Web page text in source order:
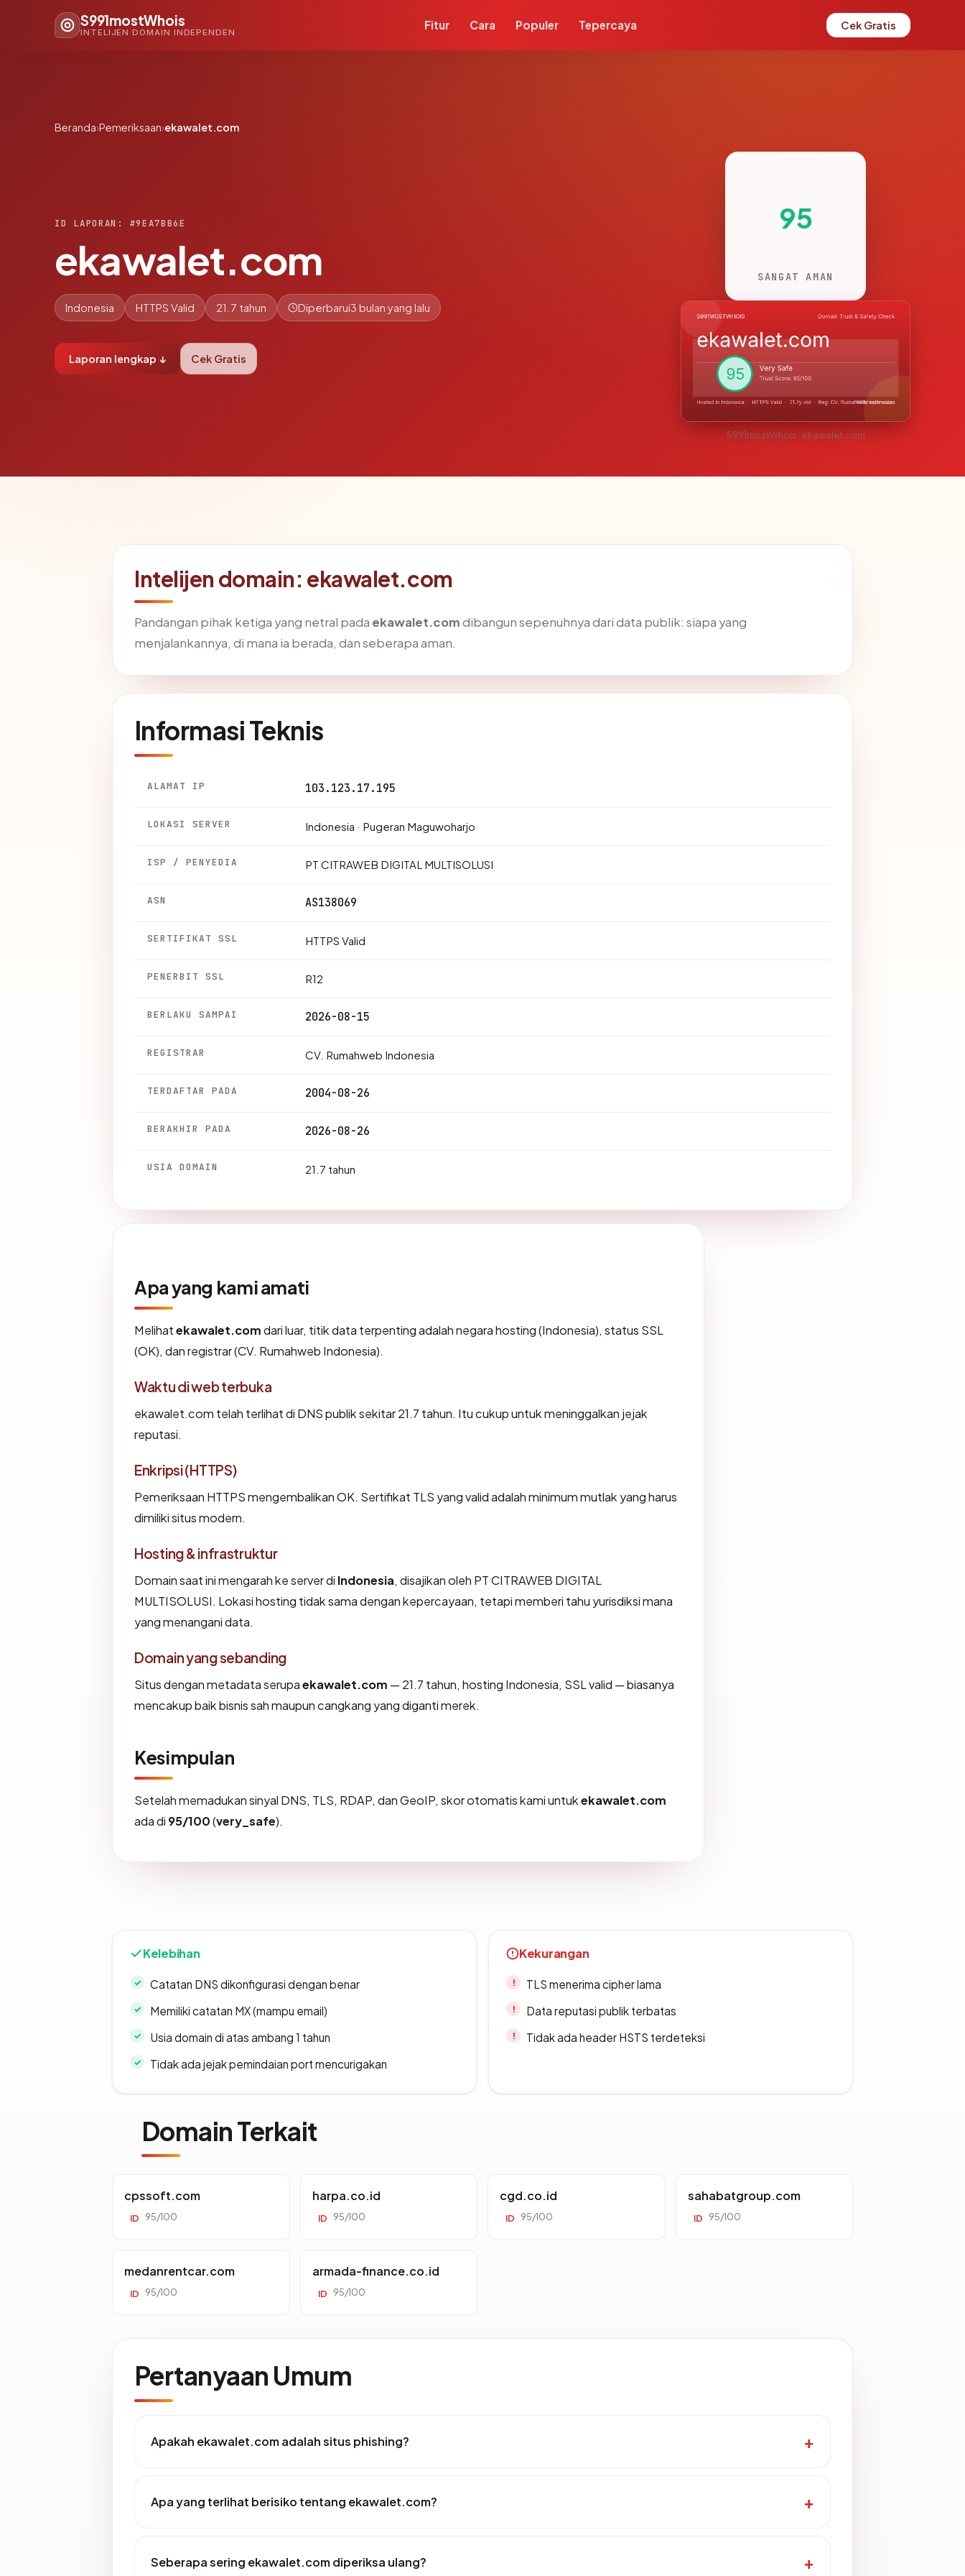
S991mostWhois
INTELIJEN DOMAIN INDEPENDEN
Fitur Cara Populer Tepercaya Cek Gratis
Beranda›Pemeriksaan›ekawalet.com
ID LAPORAN: #9EA7BB6E
ekawalet.com
Indonesia HTTPS Valid 21.7 tahun Diperbarui3 bulan yang lalu
Laporan lengkap ↓ Cek Gratis
95
SANGAT AMAN
S991mostWhois · ekawalet.com
Intelijen domain: ekawalet.com
Pandangan pihak ketiga yang netral pada ekawalet.comdibangun sepenuhnya dari data publik: siapa yang
menjalankannya, di mana ia berada, dan seberapa aman.
Informasi Teknis
ALAMAT IP 103.123.17.195
LOKASI SERVER Indonesia · Pugeran Maguwoharjo
ISP / PENYEDIA PT CITRAWEB DIGITAL MULTISOLUSI
ASN AS138069
SERTIFIKAT SSL HTTPS Valid
PENERBIT SSL R12
BERLAKU SAMPAI 2026-08-15
REGISTRAR CV. Rumahweb Indonesia
TERDAFTAR PADA 2004-08-26
BERAKHIR PADA 2026-08-26
USIA DOMAIN 21.7 tahun
Apa yang kami amati
Melihatekawalet.comdari luar, titik data terpenting adalah negara hosting (Indonesia), status SSL
(OK), dan registrar (CV. Rumahweb Indonesia).
Waktu di web terbuka
ekawalet.com telah terlihat di DNS publik sekitar 21.7 tahun. Itu cukup untuk meninggalkan jejak
reputasi.
Enkripsi (HTTPS)
Pemeriksaan HTTPS mengembalikan OK. Sertifikat TLS yang valid adalah minimum mutlak yang harus
dimiliki situs modern.
Hosting & infrastruktur
Domain saat ini mengarah ke server di Indonesia, disajikan oleh PT CITRAWEB DIGITAL
MULTISOLUSI. Lokasi hosting tidak sama dengan kepercayaan, tetapi memberi tahu yurisdiksi mana
yang menangani data.
Domain yang sebanding
Situs dengan metadata serupaekawalet.com — 21.7 tahun, hosting Indonesia, SSL valid — biasanya
mencakup baik bisnis sah maupun cangkang yang diganti merek.
Kesimpulan
Setelah memadukan sinyal DNS, TLS, RDAP, dan GeoIP, skor otomatis kami untukekawalet.com
ada di 95/100(very_safe).
Kelebihan
Catatan DNS dikonfigurasi dengan benar
Memiliki catatan MX (mampu email)
Usia domain di atas ambang 1 tahun
Tidak ada jejak pemindaian port mencurigakan
Kekurangan
TLS menerima cipher lama
Data reputasi publik terbatas
Tidak ada header HSTS terdeteksi
Domain Terkait
cpssoft.com
ID 95/100
harpa.co.id
ID 95/100
cgd.co.id
ID 95/100
sahabatgroup.com
ID 95/100
medanrentcar.com
ID 95/100
armada-finance.co.id
ID 95/100
Pertanyaan Umum
Apakah ekawalet.com adalah situs phishing?
Apa yang terlihat berisiko tentang ekawalet.com?
Seberapa sering ekawalet.com diperiksa ulang?